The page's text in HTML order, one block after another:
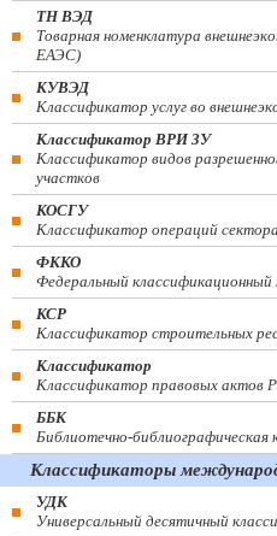
ТН ВЭД
Товарная номенклатура
ЕАЭС)
КУВЭД
Классификатор услуг во
Классификатор ВРИ ЗУ
Классификатор видов
участков
КОСГУ
Классификатор операций
ФККО
Федеральный классификационный
КСР
Классификатор строительных
Классификатор
Классификатор правовых актов
ББК
Библиотечно-библиографическая
Классификаторы
УДК
Универсальный десятичный